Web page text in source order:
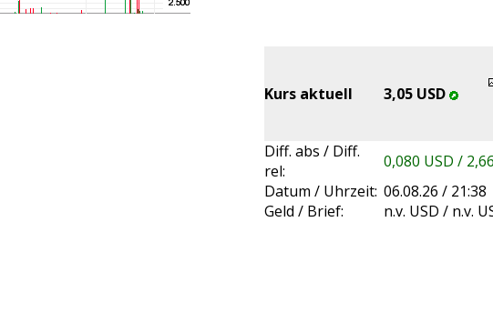
Kurs aktuell 3,05 USD
Diff. abs / Diff.
rel:
0,080 USD /
Datum / Uhrzeit: 06.08.26 / 21:38
Geld / Brief:
n.v. USD / n.v.